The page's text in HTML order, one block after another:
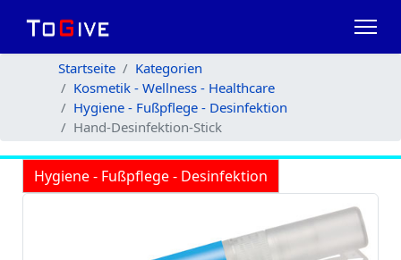
Startseite
Kategorien
Kosmetik - Wellness - Healthcare
Hygiene - Fußpflege - Desinfektion
Hand-Desinfektion-Stick
Hygiene - Fußpflege - Desinfektion